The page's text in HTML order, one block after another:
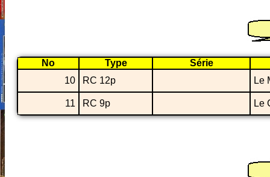
No Type
Série
10
RC 12p Le
11 RC 9p Le